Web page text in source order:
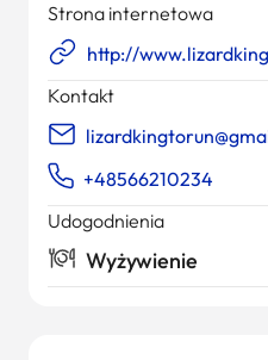
Strona internetowa
http://
Kontakt
+48566210234
Udogodnienia
Wyżywienie